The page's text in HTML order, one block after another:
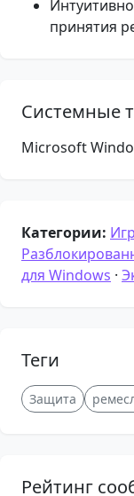
принятия
Системные
Microsoft
Категории:
для Windows ·
Теги
Защита
Рейтинг